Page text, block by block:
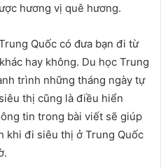
hương vị quê hương.
Quốc có đưa bạn đi từ
hay không. Du học Trung
trình những tháng ngày tự
thị cũng là điều hiển
tin trong bài viết sẽ giúp
khi đi siêu thị ở Trung Quốc